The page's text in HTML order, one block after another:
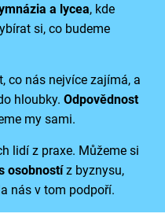
a lycea, kde
si, co budeme
co nás nejvíce zajímá, a
hloubky. Odpovědnost
my sami.
lidí z praxe. Můžeme si
osobnostíz byznysu,
nás v tom podpoří.